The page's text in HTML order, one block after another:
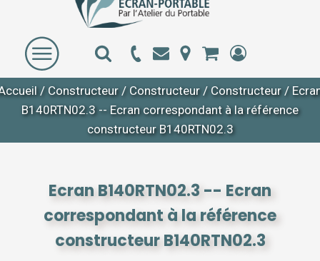
/ Constructeur / Constructeur / Constructeur /
B140RTN02.3 -- Ecran correspondant à la référence
constructeur B140RTN02.3
Ecran B140RTN02.3 -- Ecran
correspondant à la référence
constructeur B140RTN02.3